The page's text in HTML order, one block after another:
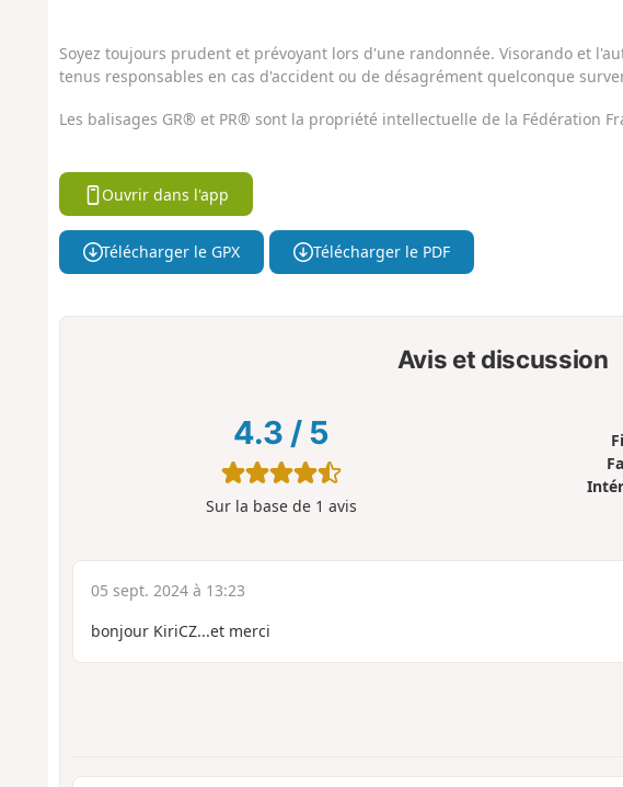
Soyez toujours prudent et prévoyant lors d'une randonnée. Visorando et
tenus responsables en cas d'accident ou de désagrément quelconque
Les balisages GR® et PR® sont la propriété intellectuelle de la Fédération
Ouvrir dans l'app
Télécharger le GPX Télécharger le PDF
Avis et discussion
4.3 / 5
Sur la base de 1 avis
05 sept. 2024 à 13:23
bonjour KiriCZ...et merci